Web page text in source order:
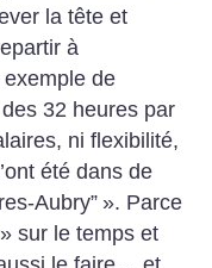
la tête et
à
exemple de
32 heures par
ni flexibilité,
été dans de
Aubry” ». Parce
» sur le temps et